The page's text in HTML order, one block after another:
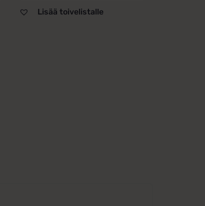
Lisää toivelistalle